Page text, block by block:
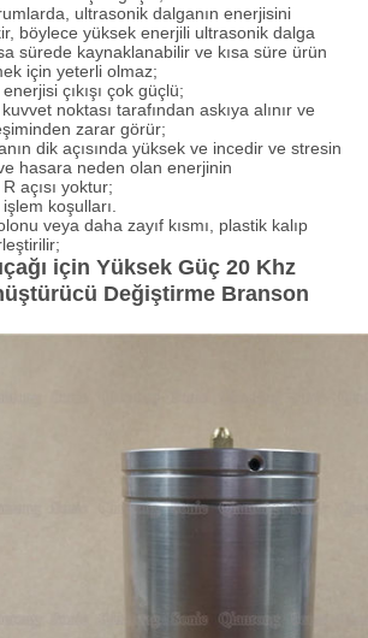
ultrasonik dalganın enerjisini
böylece yüksek enerjili ultrasonik dalga
sürede kaynaklanabilir ve kısa süre ürün
için yeterli olmaz;
çıkışı çok güçlü;
noktası tarafından askıya alınır ve
zarar görür;
dik açısında yüksek ve incedir ve stresin
hasara neden olan enerjinin
açısı yoktur;
koşulları.
veya daha zayıf kısmı, plastik kalıp
için Yüksek Güç 20 Khz
Değiştirme Branson